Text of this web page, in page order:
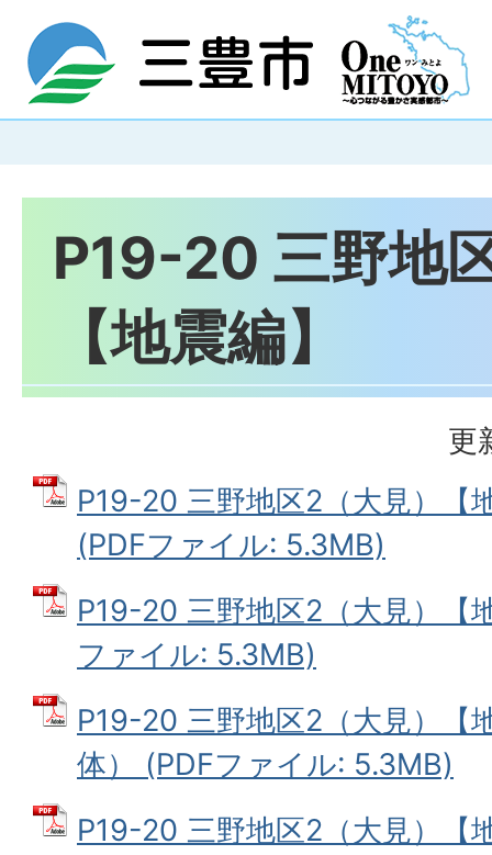
P19-20 三野地
【地震編】
更
P19-20 三野地区2（大見）【
(PDFファイル: 5.3MB)
P19-20 三野地区2（大見）【
ファイル: 5.3MB)
P19-20 三野地区2（大見）【
体） (PDFファイル: 5.3MB)
P19-20 三野地区2（大見）【